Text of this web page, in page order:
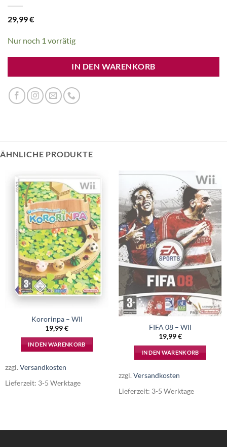
29,99€
Nur noch 1 vorrätig
IN DEN WARENKORB
ÄHNLICHE PRODUKTE
Kororinpa – WII
19,99€
IN DEN WARENKORB
zzgl. Versandkosten
Lieferzeit: 3-5 Werktage
FIFA 08 – WII
19,99€
IN DEN WARENKORB
zzgl. Versandkosten
Lieferzeit: 3-5 Werktage